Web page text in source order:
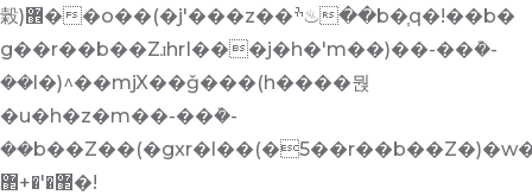
榖)޾��o��(�j'���z��ׯ♨��b�֧q�!��b�
g��r��b��ZɹhrI���j�h�'m��)��-��݊�-
��l�)^��mjX��ǧ���(h����뭕
�u�h�z�m��-��݊�-
޲�'�+޲�!